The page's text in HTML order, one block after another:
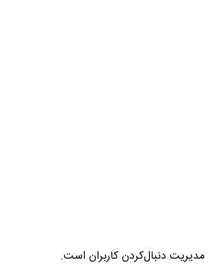
مدیریت دنبال‌کردن کاربران است.